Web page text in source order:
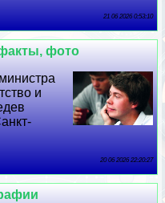
21 06 2026 0:53:10
фото
и
20 06 2026 22:20:27